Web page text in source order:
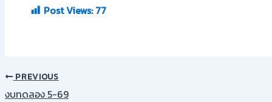
Post Views: 77
PREVIOUS
งบทดลอง 5-69